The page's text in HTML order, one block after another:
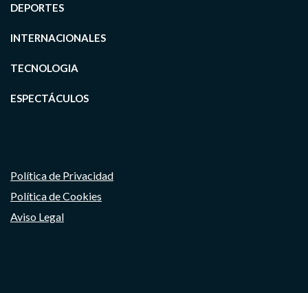
DEPORTES
INTERNACIONALES
TECNOLOGIA
ESPECTÁCULOS
Política de Privacidad
Política de Cookies
Aviso Legal